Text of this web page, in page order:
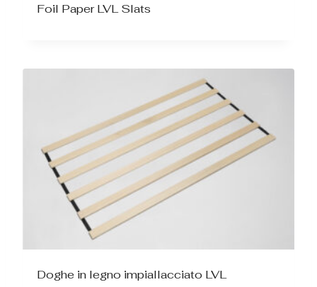
Foil Paper LVL Slats
Doghe in legno impiallacciato LVL